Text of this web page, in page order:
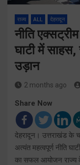
राज्य ALL देहरादून
नीति
घाटी में
उड़ान
2 months ago
Share Now
देहरादून। उत्तराखंड के
अत्यंत महत्वपूर्ण नीति
का सफल आयोजन राज्य